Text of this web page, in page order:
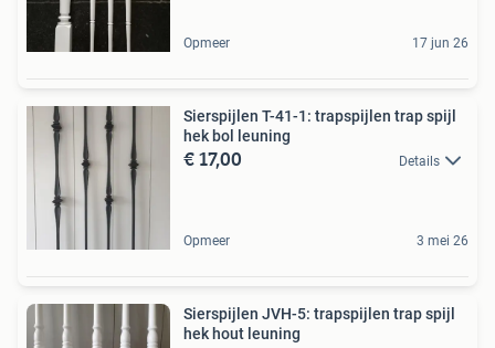
Opmeer 17 jun 26
Sierspijlen T-41-1: trapspijlen trap spijl
hek bol leuning
€ 17,00 Details
Opmeer 3 mei 26
Sierspijlen JVH-5: trapspijlen trap spijl
hek hout leuning